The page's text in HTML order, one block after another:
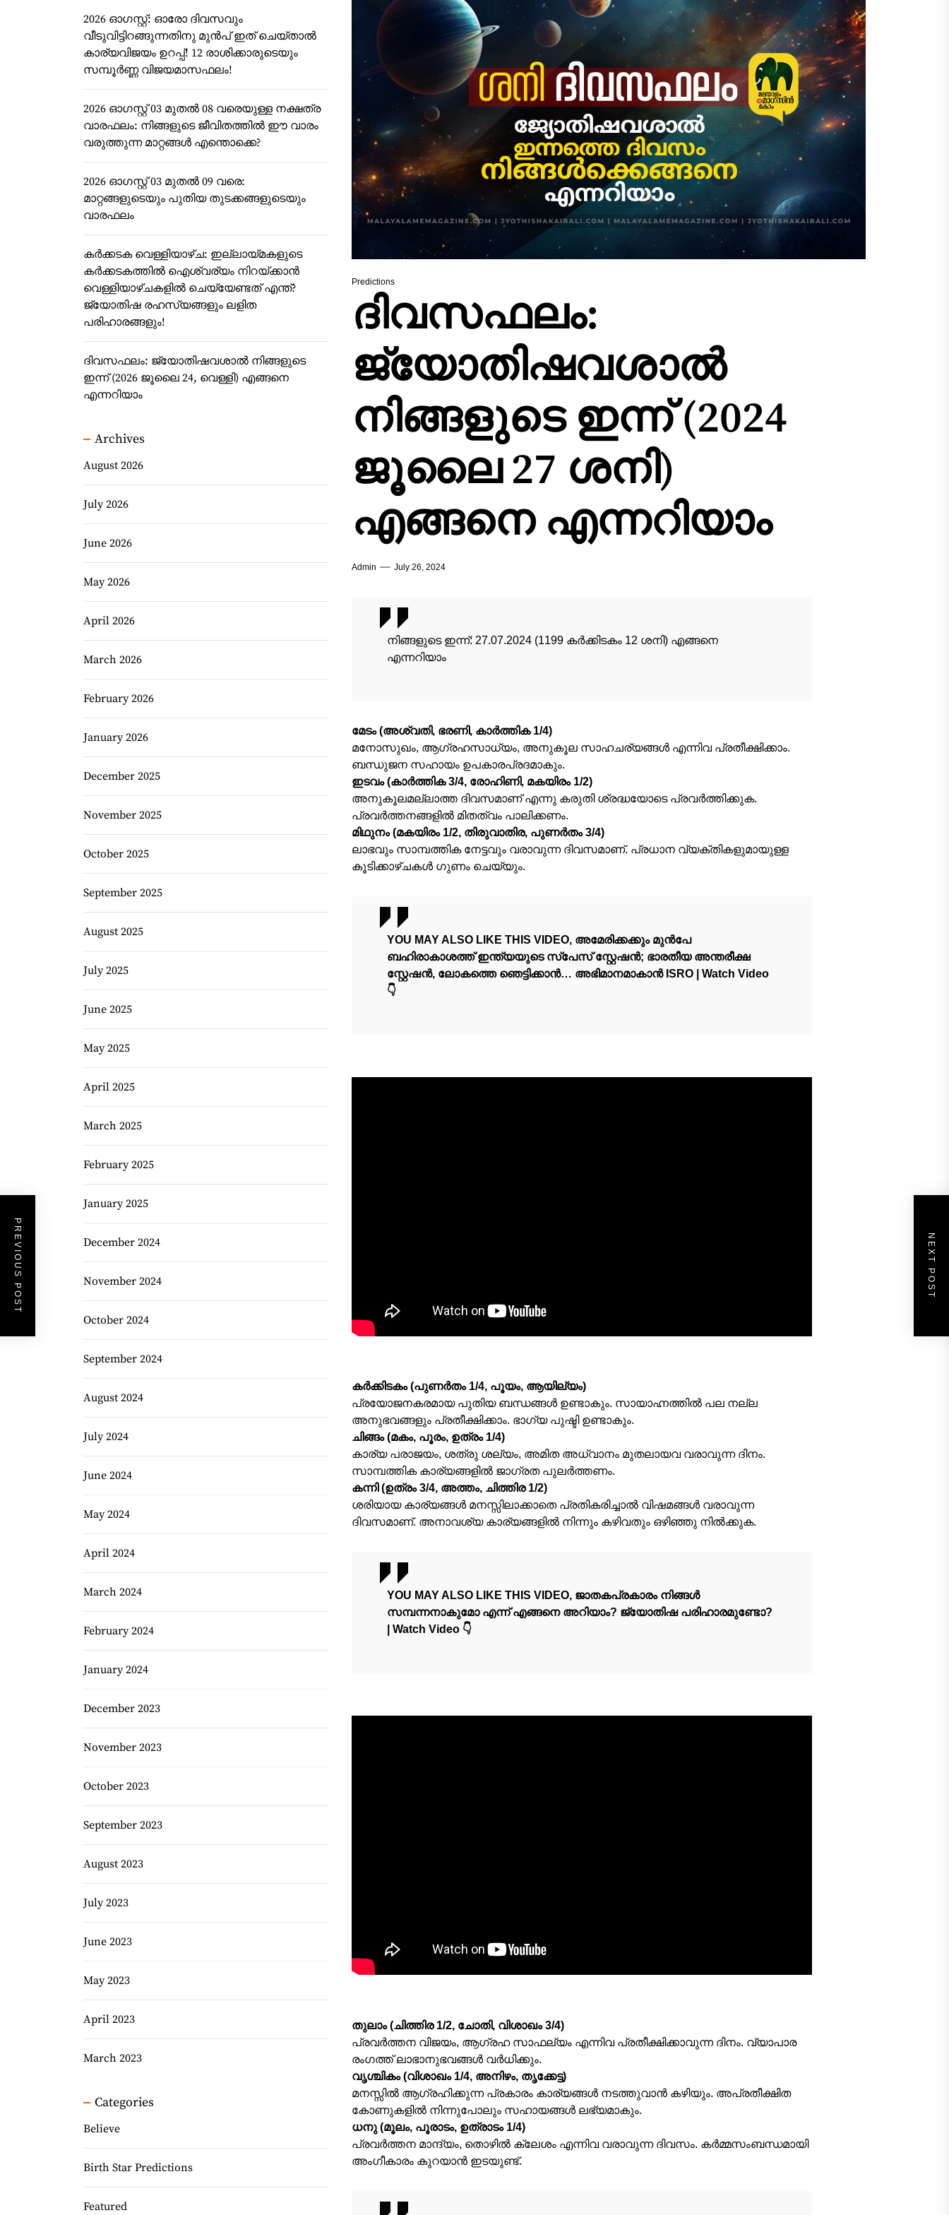
Predictions
ദിവസഫലം:
ജ്യോതിഷവശാൽ
നിങ്ങളുടെ ഇന്ന്‌ (2024
ജൂലൈ 27 ശനി)
എങ്ങനെ എന്നറിയാം
Admin July 26, 2024
നിങ്ങളുടെ ഇന്ന്‌: 27.07.2024 (1199 കര്‍ക്കിടകം 12 ശനി) എങ്ങനെ
എന്നറിയാം
മേടം (അശ്വതി, ഭരണി, കാര്‍ത്തിക 1/4)
മനോസുഖം, ആഗ്രഹസാധ്യം, അനുകൂല സാഹചര്യങ്ങള്‍ എന്നിവ പ്രതീക്ഷിക്കാം.
ബന്ധുജന സഹായം ഉപകാരപ്രദമാകും.
ഇടവം (കാര്‍ത്തിക 3/4, രോഹിണി, മകയിരം 1/2)
അനുകൂലമല്ലാത്ത ദിവസമാണ് എന്നു കരുതി ശ്രദ്ധയോടെ പ്രവര്‍ത്തിക്കുക.
പ്രവര്‍ത്തനങ്ങളില്‍ മിതത്വം പാലിക്കണം.
മിഥുനം (മകയിരം 1/2, തിരുവാതിര, പുണര്‍തം 3/4)
ലാഭവും സാമ്പത്തിക നേട്ടവും വരാവുന്ന ദിവസമാണ്. പ്രധാന വ്യക്തികളുമായുള്ള
കൂടിക്കാഴ്ചകള്‍ ഗുണം ചെയ്യും.
YOU MAY ALSO LIKE THIS VIDEO, അമേരിക്കക്കും മുൻപേ
ബഹിരാകാശത്ത്‌ ഇന്ത്യയുടെ സ്പേസ്‌ സ്റ്റേഷൻ; ഭാരതീയ അന്തരീക്ഷ
സ്റ്റേഷൻ, ലോകത്തെ ഞെട്ടിക്കാൻ… അഭിമാനമാകാൻ ISRO | Watch Video
👇
കര്‍ക്കിടകം (പുണര്‍തം 1/4, പൂയം, ആയില്യം)
പ്രയോജനകരമായ പുതിയ ബന്ധങ്ങള്‍ ഉണ്ടാകും. സായാഹ്നത്തില്‍ പല നല്ല
അനുഭവങ്ങളും പ്രതീക്ഷിക്കാം. ഭാഗ്യ പുഷ്ടി ഉണ്ടാകും.
ചിങ്ങം (മകം, പൂരം, ഉത്രം 1/4)
കാര്യ പരാജയം, ശത്രു ശല്യം, അമിത അധ്വാനം മുതലായവ വരാവുന്ന ദിനം.
സാമ്പത്തിക കാര്യങ്ങളില്‍ ജാഗ്രത പുലര്‍ത്തണം.
കന്നി (ഉത്രം 3/4, അത്തം, ചിത്തിര 1/2)
ശരിയായ കാര്യങ്ങള്‍ മനസ്സിലാക്കാതെ പ്രതികരിച്ചാല്‍ വിഷമങ്ങള്‍ വരാവുന്ന
ദിവസമാണ്. അനാവശ്യ കാര്യങ്ങളില്‍ നിന്നും കഴിവതും ഒഴിഞ്ഞു നില്‍ക്കുക.
YOU MAY ALSO LIKE THIS VIDEO, ജാതകപ്രകാരം നിങ്ങൾ
സമ്പന്നനാകുമോ എന്ന് എങ്ങനെ അറിയാം? ജ്യോതിഷ പരിഹാരമുണ്ടോ?
| Watch Video 👇
തുലാം (ചിത്തിര 1/2, ചോതി, വിശാഖം 3/4)
പ്രവര്‍ത്തന വിജയം, ആഗ്രഹ സാഫല്യം എന്നിവ പ്രതീക്ഷിക്കാവുന്ന ദിനം. വ്യാപാര
രംഗത്ത് ലാഭാനുഭവങ്ങള്‍ വര്‍ധിക്കും.
വൃശ്ചികം (വിശാഖം 1/4, അനിഴം, തൃക്കേട്ട)
മനസ്സില്‍ ആഗ്രഹിക്കുന്ന പ്രകാരം കാര്യങ്ങള്‍ നടത്തുവാന്‍ കഴിയും. അപ്രതീക്ഷിത
കോണുകളില്‍ നിന്നുപോലും സഹായങ്ങള്‍ ലഭ്യമാകും.
ധനു (മൂലം, പൂരാടം, ഉത്രാടം 1/4)
പ്രവര്‍ത്തന മാന്ദ്യം, തൊഴില്‍ ക്ലേശം എന്നിവ വരാവുന്ന ദിവസം. കര്‍മ്മസംബന്ധമായി
അംഗീകാരം കുറയാന്‍ ഇടയുണ്ട്.
PREVIOUS POST NEXT POST
2026 ഓഗസ്റ്റ്: ഓരോ ദിവസവും
വീടുവിട്ടിറങ്ങുന്നതിനു മുൻപ് ഇത് ചെയ്താൽ
കാര്യവിജയം ഉറപ്പ്! 12 രാശിക്കാരുടെയും
സമ്പൂർണ്ണ വിജയമാസഫലം!
2026 ഓഗസ്റ്റ് 03 മുതൽ 08 വരെയുള്ള നക്ഷത്ര
വാരഫലം: നിങ്ങളുടെ ജീവിതത്തിൽ ഈ വാരം
വരുത്തുന്ന മാറ്റങ്ങൾ എന്തൊക്കെ?
2026 ഓഗസ്റ്റ് 03 മുതൽ 09 വരെ:
മാറ്റങ്ങളുടെയും പുതിയ തുടക്കങ്ങളുടെയും
വാരഫലം
കർക്കടക വെള്ളിയാഴ്ച: ഇല്ലായ്മകളുടെ
കർക്കടകത്തിൽ ഐശ്വര്യം നിറയ്ക്കാൻ
വെള്ളിയാഴ്ചകളിൽ ചെയ്യേണ്ടത് എന്ത്?
ജ്യോതിഷ രഹസ്യങ്ങളും ലളിത
പരിഹാരങ്ങളും!
ദിവസഫലം: ജ്യോതിഷവശാൽ നിങ്ങളുടെ
ഇന്ന്‌ (2026 ജൂലൈ 24, വെള്ളി) എങ്ങനെ
എന്നറിയാം
Archives
August 2026
July 2026
June 2026
May 2026
April 2026
March 2026
February 2026
January 2026
December 2025
November 2025
October 2025
September 2025
August 2025
July 2025
June 2025
May 2025
April 2025
March 2025
February 2025
January 2025
December 2024
November 2024
October 2024
September 2024
August 2024
July 2024
June 2024
May 2024
April 2024
March 2024
February 2024
January 2024
December 2023
November 2023
October 2023
September 2023
August 2023
July 2023
June 2023
May 2023
April 2023
March 2023
Categories
Believe
Birth Star Predictions
Featured